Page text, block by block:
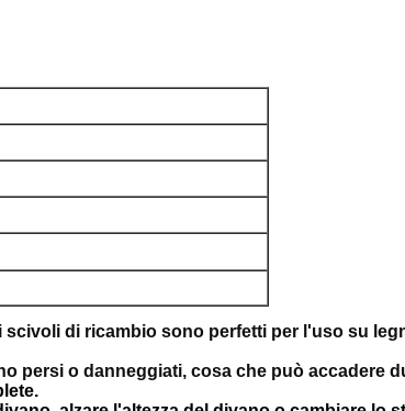
di ricambio sono perfetti per l'uso su
persi o danneggiati, cosa che può accadere